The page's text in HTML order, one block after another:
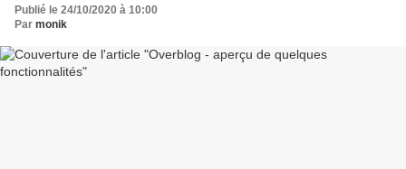
Publié le 24/10/2020 à 10:00
Par monik